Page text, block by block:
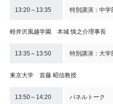
13:20～13:35 特別講演：中学
軽井沢風越学園 本城 慎之介理事長
13:35～13:50 特別講演：大学
東京大学 首藤 昭信教授
13:50～14:20 パネルトーク